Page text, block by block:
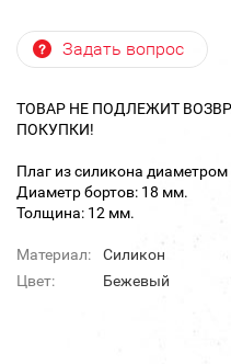
Задать вопрос
ТОВАР НЕ ПОДЛЕЖИТ
ПОКУПКИ!
Плаг из силикона
Диаметр бортов: 18 мм.
Толщина: 12 мм.
Материал:
Силикон
Цвет:
Бежевый